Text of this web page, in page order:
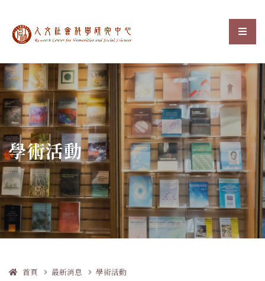
中央研究院人文社會科選
:::
學術活動
首頁 最新消息 學術活動